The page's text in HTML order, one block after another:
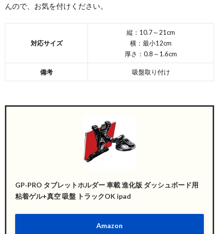
んので、お気を付けください。
対応サイズ
縦：10.7～21cm
横：最小12cm
厚さ：0.8～1.6cm
備考 吸盤取り付け
GP‐PRO タブレットホルダー 車載 進化版 ダッシュボード用
粘着ゲル+真空 吸盤 トラックOK ipad
Amazon